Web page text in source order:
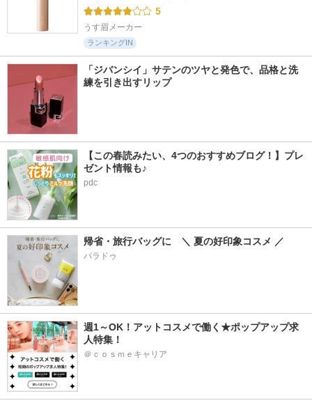
5
うす眉メーカー
ランキングIN
「ジバンシイ」サテンのツヤと発色で、品格と洗
練を引き出すリップ
【この春読みたい、4つのおすすめブログ！】プレ
ゼント情報も♪
pdc
帰省・旅行バッグに　＼ 夏の好印象コスメ ／
パラドゥ
週1～OK！アットコスメで働く★ポップアップ求
人特集！
＠ｃｏｓｍｅキャリア